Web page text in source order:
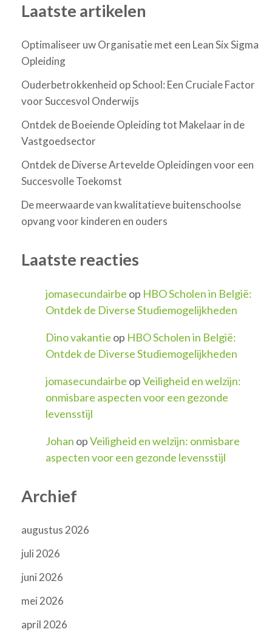
Laatste artikelen
Optimaliseer uw Organisatie met een Lean Six Sigma
Opleiding
Ouderbetrokkenheid op School: Een Cruciale Factor
voor Succesvol Onderwijs
Ontdek de Boeiende Opleiding tot Makelaar in de
Vastgoedsector
Ontdek de Diverse Artevelde Opleidingen voor een
Succesvolle Toekomst
De meerwaarde van kwalitatieve buitenschoolse
opvang voor kinderen en ouders
Laatste reacties
jomasecundairbe op HBO Scholen in België:
Ontdek de Diverse Studiemogelijkheden
Dino vakantie op HBO Scholen in België:
Ontdek de Diverse Studiemogelijkheden
jomasecundairbe opVeiligheid en welzijn:
onmisbare aspecten voor een gezonde
levensstijl
Johan opVeiligheid en welzijn: onmisbare
aspecten voor een gezonde levensstijl
Archief
augustus 2026
juli 2026
juni 2026
mei 2026
april 2026